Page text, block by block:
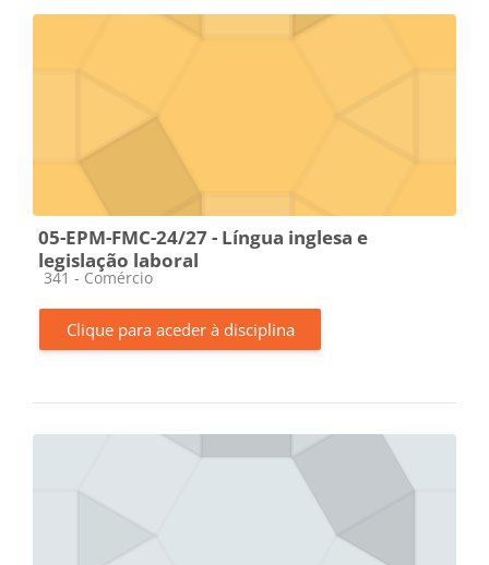
05-EPM-FMC-24/27 - Língua inglesa e
legislação laboral
Categoria da disciplina
341 - Comércio
Clique para aceder à disciplina